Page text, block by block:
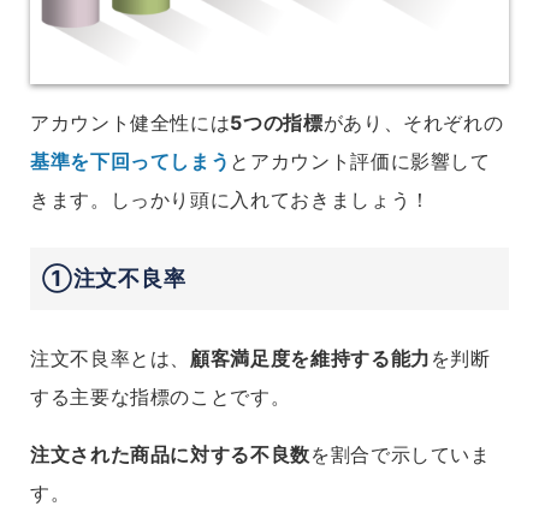
アカウント健全性には5つの指標があり、それぞれの
基準を下回ってしまう とアカウント評価に影響して
きます。しっかり頭に入れておき ましょう！
①注文不良率
注文不良率とは、 顧客満足度を維持する能力 を判断
する主要な指標のことです。
注文された商品に対する不良数を割合で示していま
す。